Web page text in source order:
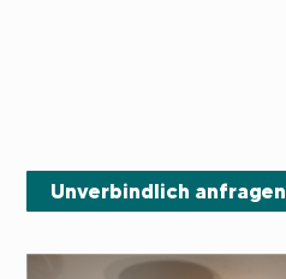
Unverbindlich anfragen